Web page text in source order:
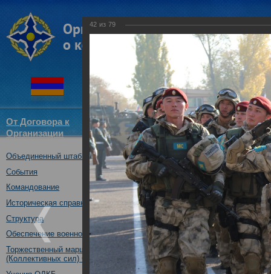
От Договора к
Организации
Структура
ОДКБ
Новости
Объединенный штаб ОДКБ
События
Командование
Историческая справка
Структура
Обеспечение военной безопасности
Торжественный марш Войск
(Коллективных сил) ОДКБ
Открытие совместного
16.10.2017
42 из 79